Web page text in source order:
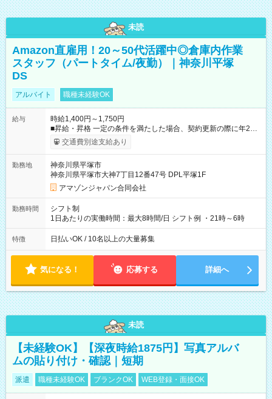
未読
Amazon直雇用！20～50代活躍中◎倉庫内作業
スタッフ（パートタイム/夜勤）｜神奈川平塚
DS
アルバイト 職種未経験OK
給与
時給1,400円～1,750円
■昇給・昇格 一定の条件を満たした場合、契約更新の際に年2回
まで昇給の機会があります。 ■正社員登用制度あり ※月末締/翌
月25日支払い ※時間外手当、別途支給 ※深夜割増賃金 (22:00～
☆Amazon直雇用で安定して働けます！ 【試用期間】試用期間
あり 試用期間の長さ：1週間 雇用形態、給与は本採用時と同じ
です。
交通費別途支給あり
勤務地
神奈川県平塚市
神奈川県平塚市大神7丁目12番47号 DPL平塚1F
アマゾンジャパン合同会社
勤務時間
シフト制
1日あたりの実働時間：最大8時間/日 シフト例 ・21時～6時
特徴 日払いOK / 10名以上の大量募集
気になる！ 応募する 詳細へ
未読
【未経験OK】【深夜時給1875円】写真アルバ
ムの貼り付け・確認｜短期
派遣 職種未経験OK ブランクOK WEB登録・面接OK